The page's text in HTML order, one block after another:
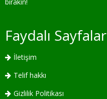
bırakın!
Faydalı Sayfalar
İletişim
Telif hakkı
Gizlilik Politikası